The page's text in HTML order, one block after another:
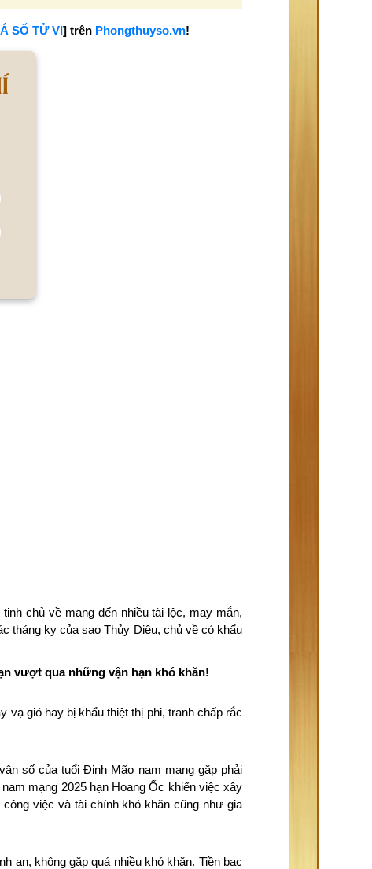
SỐ TỬ VI] trên Phongthuyso.vn!
chủ về mang đến nhiều tài lộc, may mắn,
tháng kỵ của sao Thủy Diệu, chủ về có khẩu
vượt qua những vận hạn khó khăn!
vạ gió hay bị khẩu thiệt thị phi, tranh chấp rắc
số của tuổi Đinh Mão nam mạng gặp phải
mạng 2025 hạn Hoang Ốc khiến việc xây
việc và tài chính khó khăn cũng như gia
an, không gặp quá nhiều khó khăn. Tiền bạc